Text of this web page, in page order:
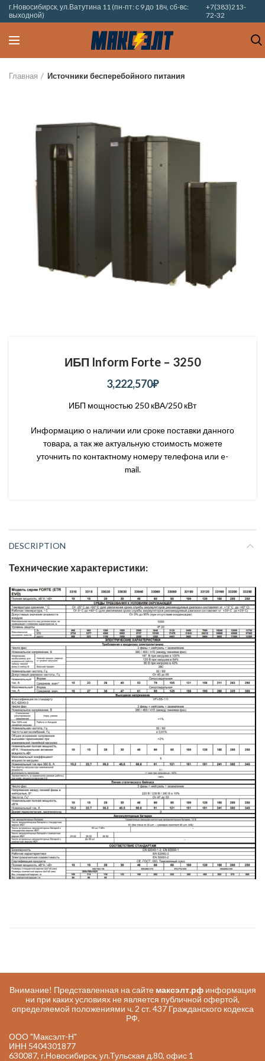
г.Новосибирск, ул.Ватутина 11 (пн-пт: с 9 до 18ч, сб-вс:
выходной)
+7(383)213-
72-32
Главная Источники бесперебойного питания
ИБП Inform Forte – 3250
3,222,570₽
ИБП мощностью 250 кВА/250 кВт
Информацию о наличии или сроке поставки данного
товара, а так же актуальную стоимость можете
уточнить по контактному номеру телефона или e-
mail.
DESCRIPTION
Технические характеристики:
Внимание! Представленная на сайте максэлт.рфинформация
ни при каких условиях не является публичной офертой,
определяемой положениями ч. 2 ст. 437 Гражданского кодекса
РФ.
ООО "Максэлт-Н"
ИНН 5404301877
630087, г.Новосибирск, ул.Тульская д.80, офис 1